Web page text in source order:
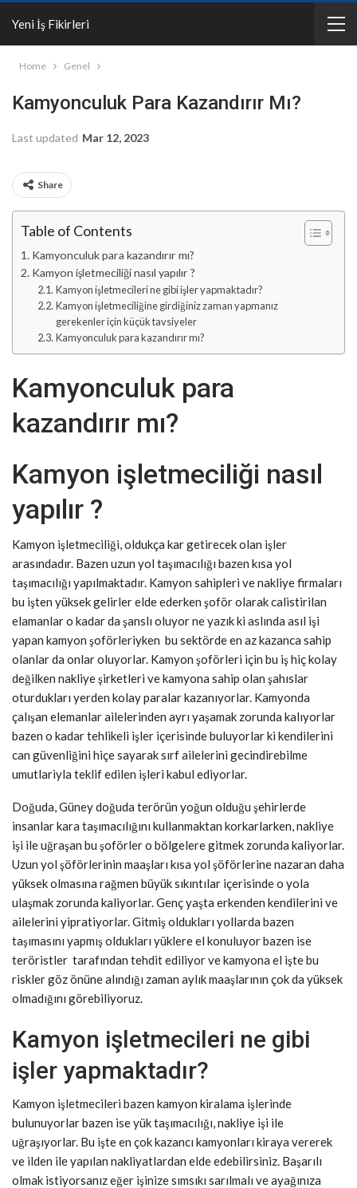
Yeni İş Fikirleri
Home Genel
Kamyonculuk Para Kazandırır Mı?
Last updated Mar 12, 2023
Share
Table of Contents
Kamyonculuk para kazandırır mı?
Kamyon işletmeciliği nasıl yapılır ?
Kamyon işletmecileri ne gibi işler yapmaktadır?
Kamyon işletmeciliğine girdiğiniz zaman yapmanız
gerekenler için küçük tavsiyeler
Kamyonculuk para kazandırır mı?
Kamyonculuk para
kazandırır mı?
Kamyon işletmeciliği nasıl
yapılır ?
Kamyon işletmeciliği, oldukça kar getirecek olan işler
arasındadır. Bazen uzun yol taşımacılığı bazen kısa yol
taşımacılığı yapılmaktadır. Kamyon sahipleri ve nakliye firmaları
bu işten yüksek gelirler elde ederken şoför olarak calistirilan
elamanlar o kadar da şanslı oluyor ne yazık ki aslında asıl işi
yapan kamyon şoförleriyken bu sektörde en az kazanca sahip
olanlar da onlar oluyorlar. Kamyon şoförleri için bu iş hiç kolay
değilken nakliye şirketleri ve kamyona sahip olan şahıslar
oturdukları yerden kolay paralar kazanıyorlar. Kamyonda
çalışan elemanlar ailelerinden ayrı yaşamak zorunda kalıyorlar
bazen o kadar tehlikeli işler içerisinde buluyorlar ki kendilerini
can güvenliğini hiçe sayarak sırf ailelerini gecindirebilme
umutlariyla teklif edilen işleri kabul ediyorlar.
Doğuda, Güney doğuda terörün yoğun olduğu şehirlerde
insanlar kara taşımacılığını kullanmaktan korkarlarken, nakliye
işi ile uğraşan bu şoförler o bölgelere gitmek zorunda kaliyorlar.
Uzun yol şöförlerinin maaşları kısa yol şöförlerine nazaran daha
yüksek olmasına rağmen büyük sıkıntılar içerisinde o yola
ulaşmak zorunda kaliyorlar. Genç yaşta erkenden kendilerini ve
ailelerini yipratiyorlar. Gitmiş oldukları yollarda bazen
taşımasını yapmış oldukları yüklere el konuluyor bazen ise
teröristler tarafından tehdit ediliyor ve kamyona el işte bu
riskler göz önüne alındığı zaman aylık maaşlarının çok da yüksek
olmadığını görebiliyoruz.
Kamyon işletmecileri ne gibi
işler yapmaktadır?
Kamyon işletmecileri bazen kamyon kiralama işlerinde
bulunuyorlar bazen ise yük taşımacılığı, nakliye işi ile
uğraşıyorlar. Bu işte en çok kazancı kamyonları kiraya vererek
ve ilden ile yapılan nakliyatlardan elde edebilirsiniz. Başarılı
olmak istiyorsanız eğer işinize sımsıkı sarılmalı ve ayağınıza